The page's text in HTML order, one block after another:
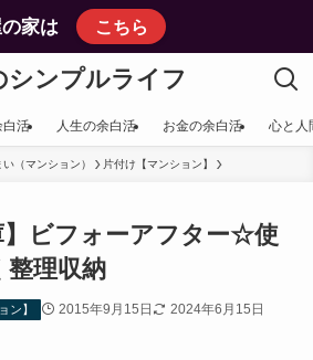
家は こちら
シンプルライフ
白活 人生の余白活 お金の余白活 心と人
い（マンション） 片付け【マンション】
】ビフォーアフター☆使
整理収納
ン】 2015年9月15日 2024年6月15日